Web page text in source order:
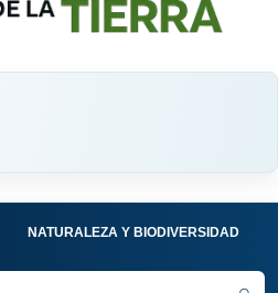
NATURALEZA Y BIODIVERSIDAD